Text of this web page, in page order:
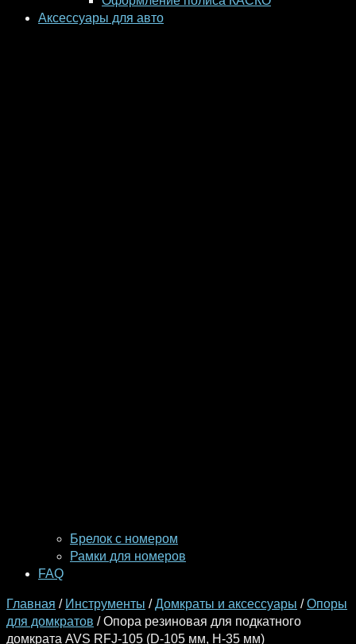
Аксессуары для авто
Брелок с номером
Рамки для номеров
FAQ
Главная / Инструменты /Домкраты и аксессуары /Опоры
для домкратов / Опора резиновая для подкатного
домкрата AVS RFJ-105 (D-105 мм, H-35 мм)